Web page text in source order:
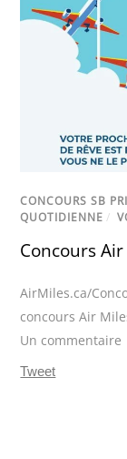
CONCOURS SB
QUOTIDIENNE /
Concours
AirMiles.ca/
concours Air
Un commentaire
Tweet